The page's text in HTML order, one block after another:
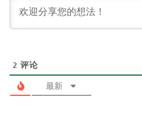
2 评论
最新